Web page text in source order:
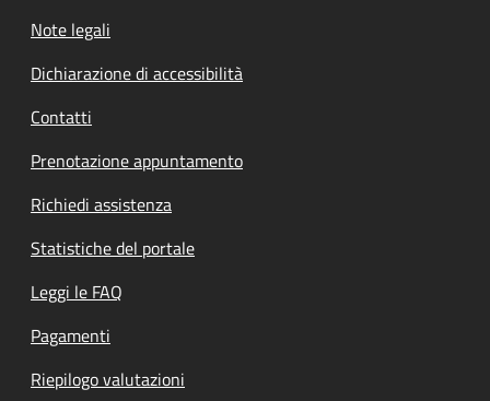
Note legali
Dichiarazione di accessibilità
Contatti
Prenotazione appuntamento
Richiedi assistenza
Statistiche del portale
Leggi le FAQ
Pagamenti
Riepilogo valutazioni